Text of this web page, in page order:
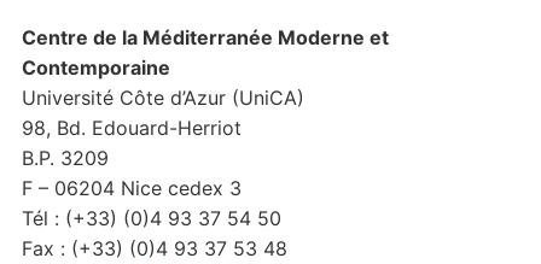
Centre de la Méditerranée Moderne et
Contemporaine
Université Côte d’Azur (UniCA)
98, Bd. Edouard-Herriot
B.P. 3209
F – 06204 Nice cedex 3
Tél : (+33) (0)4 93 37 54 50
Fax : (+33) (0)4 93 37 53 48